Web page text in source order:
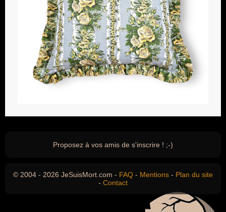
Proposez à vos amis de s'inscrire ! ;-)
© 2004 - 2026 JeSuisMort.com - FAQ - Mentions - Plan du site
- Contact